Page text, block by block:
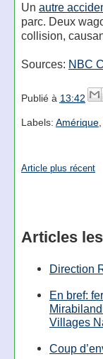
Un autre
parc. Deux
collision,
Sources: NBC
Publié à 13:42
Labels: Amérique,
Article plus récent
Articles
Direction
En bref:
Villages
Coup